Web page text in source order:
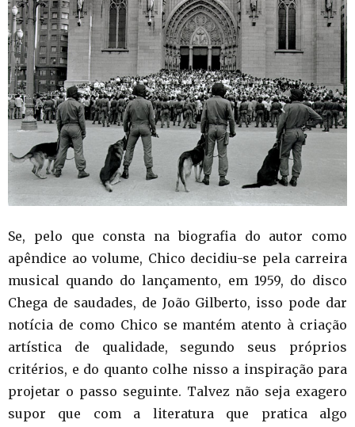
Se, pelo que consta na biografia do autor como
apêndice ao volume, Chico decidiu-se pela carreira
musical quando do lançamento, em 1959, do disco
Chega de saudades, de João Gilberto, isso pode dar
notícia de como Chico se mantém atento à criação
artística de qualidade, segundo seus próprios
critérios, e do quanto colhe nisso a inspiração para
projetar o passo seguinte. Talvez não seja exagero
supor que com a literatura que pratica algo